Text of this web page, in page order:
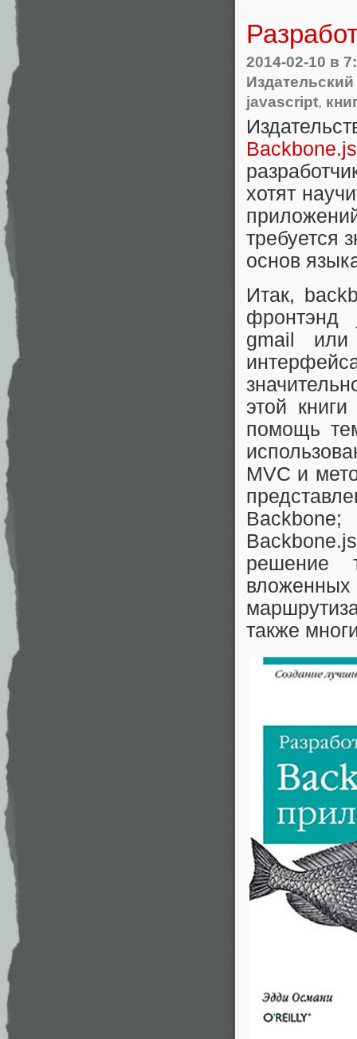
2014-02-10 в
javascript,
Backbone.js
хотят
требуется
основ
Итак,
фронтэнд
gmail или
этой
помощь
MVC и
решение
также